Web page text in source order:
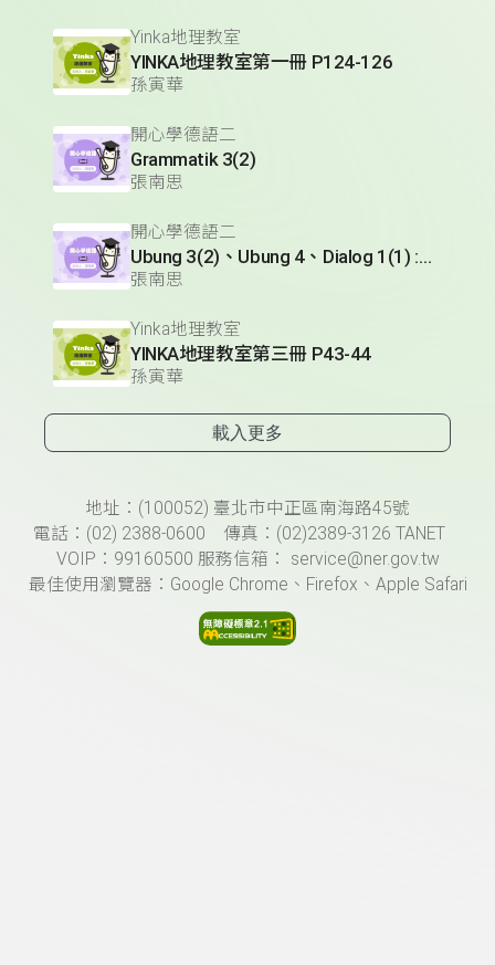
Yinka地理教室
YINKA地理教室第一冊 P124-126
孫寅華
開心學德語二
Grammatik 3(2)
張南思
開心學德語二
Ubung 3(2)、Ubung 4、Dialog 1(1) :Glossar
張南思
Yinka地理教室
YINKA地理教室第三冊 P43-44
孫寅華
載入更多
頁尾資訊地址：(100052) 臺北市中正區南海路45號
電話：(02) 2388-0600 傳真：(02)2389-3126 TANET
VOIP：99160500 服務信箱： service@ner.gov.tw
最佳使用瀏覽器：Google Chrome、Firefox、Apple Safari